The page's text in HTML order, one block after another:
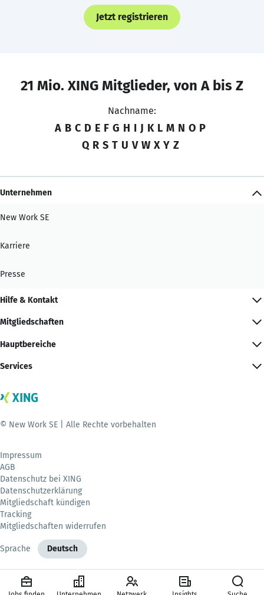
Jetzt registrieren
21 Mio. XING Mitglieder, von A bis Z
Nachname:
A B C D E F G H I J K L M N O P
Q R S T U V W X Y Z
Unternehmen
New Work SE
Karriere
Presse
Hilfe & Kontakt
Mitgliedschaften
Hauptbereiche
Services
© New Work SE | Alle Rechte vorbehalten
Impressum
AGB
Datenschutz bei XING
Datenschutzerklärung
Mitgliedschaft kündigen
Tracking
Mitgliedschaften widerrufen
Sprache Deutsch